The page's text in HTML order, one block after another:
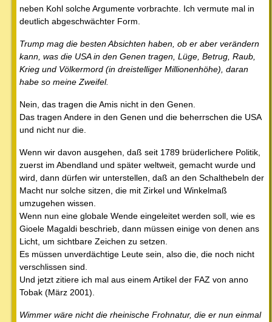
neben Kohl solche Argumente vorbrachte. Ich vermute mal in
deutlich abgeschwächter Form.
Trump mag die besten Absichten haben, ob er aber verändern
kann, was die USA in den Genen tragen, Lüge, Betrug, Raub,
Krieg und Völkermord (in dreistelliger Millionenhöhe), daran
habe so meine Zweifel.
Nein, das tragen die Amis nicht in den Genen.
Das tragen Andere in den Genen und die beherrschen die USA
und nicht nur die.
Wenn wir davon ausgehen, daß seit 1789 brüderlichere Politik,
zuerst im Abendland und später weltweit, gemacht wurde und
wird, dann dürfen wir unterstellen, daß an den Schalthebeln der
Macht nur solche sitzen, die mit Zirkel und Winkelmaß
umzugehen wissen.
Wenn nun eine globale Wende eingeleitet werden soll, wie es
Gioele Magaldi beschrieb, dann müssen einige von denen ans
Licht, um sichtbare Zeichen zu setzen.
Es müssen unverdächtige Leute sein, also die, die noch nicht
verschlissen sind.
Und jetzt zitiere ich mal aus einem Artikel der FAZ von anno
Tobak (März 2001).
Wimmer wäre nicht die rheinische Frohnatur, die er nun einmal